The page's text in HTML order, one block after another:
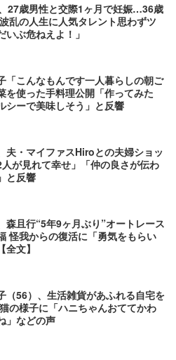
27歳男性と交際1ヶ月で妊娠…36歳
乱の人生に人気タレント思わずツ
いぶ危ねえよ！」
「こんなもんです一人暮らしの朝ご
を使った手料理公開「作ってみた
シーで美味しそう」と反響
夫・マイファスHiroとの夫婦ショッ
人が見れて幸せ」「仲の良さが伝わ
と反響
森且行“5年9ヶ月ぶり”オートレース
怪我からの復活に「勇気をもらい
全文】
（56）、生活雑貨があふれる自宅を
の様子に「ハニちゃんおててかわ
」などの声